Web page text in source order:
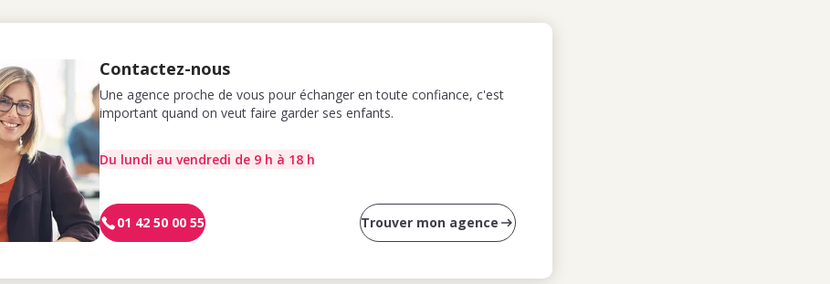
Contactez-nous
Une agence proche de vous pour échanger en toute confiance, c'est
important quand on veut faire garder ses enfants.
Du lundi au vendredi de 9 h à 18 h
01 42 50 00 55 Trouver mon agence